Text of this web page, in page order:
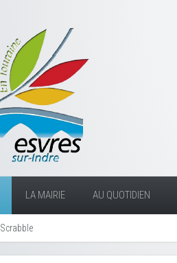
LA MAIRIE AU QUOTIDIEN
Scrabble